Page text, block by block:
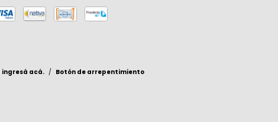
ingresá acá. / Botón de arrepentimiento